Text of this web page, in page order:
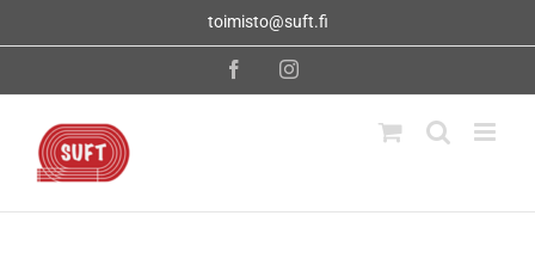
toimisto@suft.fi
FacebookInstagram